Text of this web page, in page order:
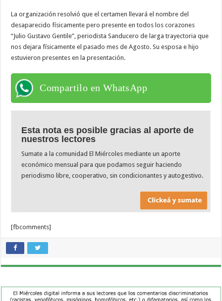
La organización resolvió que el certamen llevará el nombre del
desaparecido físicamente pero presente en todos los corazones
“Julio Gustavo Gentile”, periodista Sanducero de larga trayectoria que
nos dejara físicamente el pasado mes de Agosto. Su esposa e hijo
estuvieron presentes en la presentación.
Compartilo en WhatsApp
Esta nota es posible gracias al aporte de
nuestros lectores
Sumate a la comunidad El Miércoles mediante un aporte
económico mensual para que podamos seguir haciendo
periodismo libre, cooperativo, sin condicionantes y autogestivo.
[fbcomments]